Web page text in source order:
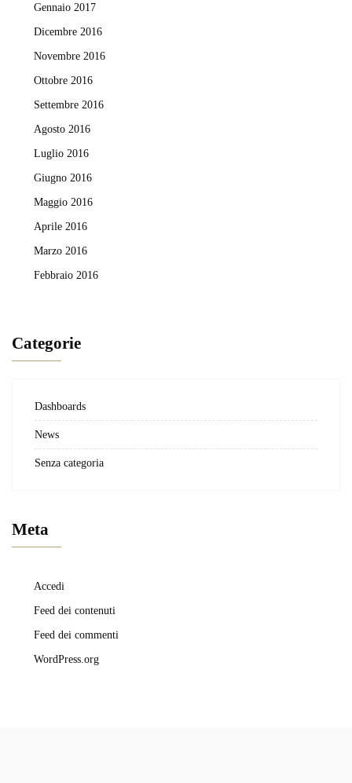
Gennaio 2017
Dicembre 2016
Novembre 2016
Ottobre 2016
Settembre 2016
Agosto 2016
Luglio 2016
Giugno 2016
Maggio 2016
Aprile 2016
Marzo 2016
Febbraio 2016
Categorie
Dashboards
News
Senza categoria
Meta
Accedi
Feed dei contenuti
Feed dei commenti
WordPress.org